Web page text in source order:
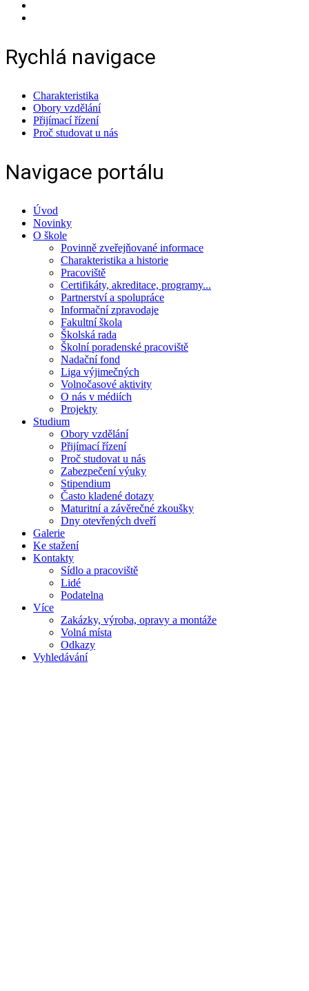
Rychlá navigace
Charakteristika
Obory vzdělání
Přijímací řízení
Proč studovat u nás
Navigace portálu
Úvod
Novinky
O škole
Povinně zveřejňované informace
Charakteristika a historie
Pracoviště
Certifikáty, akreditace, programy...
Partnerství a spolupráce
Informační zpravodaje
Fakultní škola
Školská rada
Školní poradenské pracoviště
Nadační fond
Liga výjimečných
Volnočasové aktivity
O nás v médiích
Projekty
Studium
Obory vzdělání
Přijímací řízení
Proč studovat u nás
Zabezpečení výuky
Stipendium
Často kladené dotazy
Maturitní a závěrečné zkoušky
Dny otevřených dveří
Galerie
Ke stažení
Kontakty
Sídlo a pracoviště
Lidé
Podatelna
Více
Zakázky, výroba, opravy a montáže
Volná místa
Odkazy
Vyhledávání